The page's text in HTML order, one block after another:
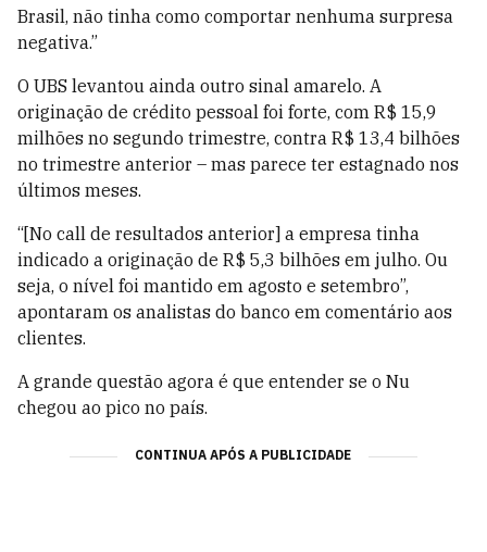
Brasil, não tinha como comportar nenhuma surpresa
negativa.”
O UBS levantou ainda outro sinal amarelo. A
originação de crédito pessoal foi forte, com R$ 15,9
milhões no segundo trimestre, contra R$ 13,4 bilhões
no trimestre anterior – mas parece ter estagnado nos
últimos meses.
“[No call de resultados anterior] a empresa tinha
indicado a originação de R$ 5,3 bilhões em julho. Ou
seja, o nível foi mantido em agosto e setembro”,
apontaram os analistas do banco em comentário aos
clientes.
A grande questão agora é que entender se o Nu
chegou ao pico no país.
CONTINUA APÓS A PUBLICIDADE